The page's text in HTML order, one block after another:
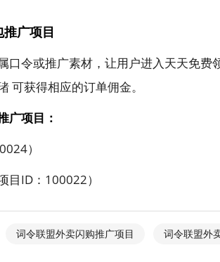
广项目
口令或推广素材，让用户进入天天免
可获得相应的订单佣金。
广项目：
）
目ID：100022）
词令联盟外卖闪购推广项目 词令联盟外